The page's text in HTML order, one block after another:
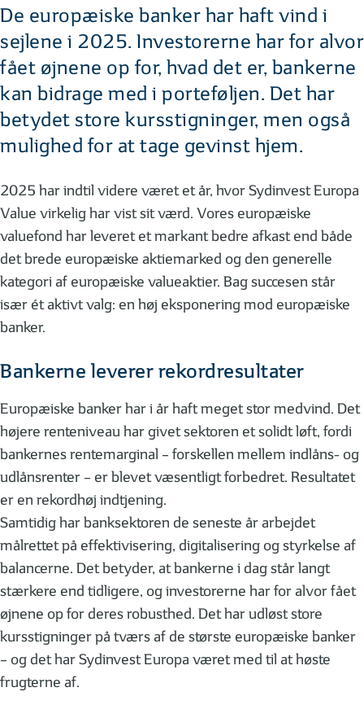
De europæiske banker har haft vind i
sejlene i 2025. Investorerne har for alvor
fået øjnene op for, hvad det er, bankerne
kan bidrage med i porteføljen. Det har
betydet store kursstigninger, men også
mulighed for at tage gevinst hjem.
2025 har indtil videre været et år, hvor Sydinvest Europa
Value virkelig har vist sit værd. Vores europæiske
valuefond har leveret et markant bedre afkast end både
det brede europæiske aktiemarked og den generelle
kategori af europæiske valueaktier. Bag succesen står
især ét aktivt valg: en høj eksponering mod europæiske
banker.
Bankerne leverer rekordresultater
Europæiske banker har i år haft meget stor medvind. Det
højere renteniveau har givet sektoren et solidt løft, fordi
bankernes rentemarginal – forskellen mellem indlåns- og
udlånsrenter – er blevet væsentligt forbedret. Resultatet
er en rekordhøj indtjening.
Samtidig har banksektoren de seneste år arbejdet
målrettet på effektivisering, digitalisering og styrkelse af
balancerne. Det betyder, at bankerne i dag står langt
stærkere end tidligere, og investorerne har for alvor fået
øjnene op for deres robusthed. Det har udløst store
kursstigninger på tværs af de største europæiske banker
– og det har Sydinvest Europa været med til at høste
frugterne af.